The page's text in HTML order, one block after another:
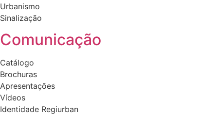
Urbanismo
Sinalização
Comunicação
Catálogo
Brochuras
Apresentações
Vídeos
Identidade Regiurban